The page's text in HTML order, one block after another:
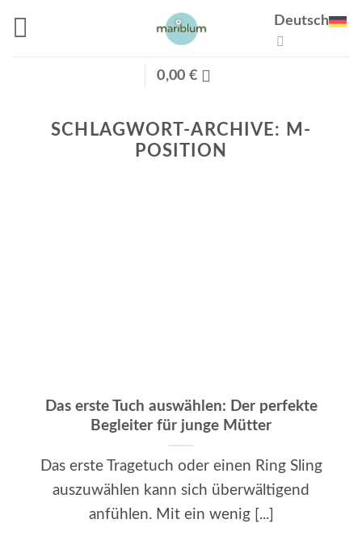
Inhalt
Deutsch
0,00 €
SCHLAGWORT-ARCHIVE: M-
POSITION
Das erste Tuch auswählen: Der perfekte
Begleiter für junge Mütter
Das erste Tragetuch oder einen Ring Sling
auszuwählen kann sich überwältigend
anfühlen. Mit ein wenig [...]